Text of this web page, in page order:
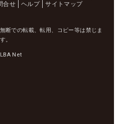
合せ ヘルプ サイトマップ
断での転載、転用、コピー等は禁じま
す。
Net